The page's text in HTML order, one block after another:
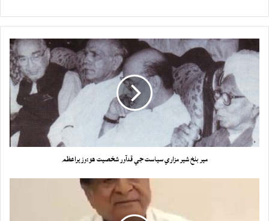
مير بلخ شير مزاري سياست جي قدآور شخصيت هو:وزيراعظم